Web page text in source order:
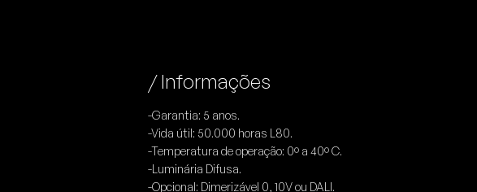
/ Informações
-Garantia: 5 anos.
-Vida útil: 50.000 horas L80.
-Temperatura de operação: 0º a 40º C.
-Luminária Difusa.
-Opcional: Dimerizável 0, 10V ou DALI.